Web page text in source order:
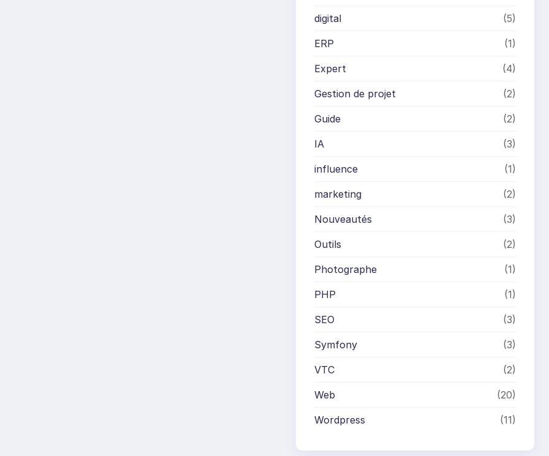
digital (5)
ERP (1)
Expert (4)
Gestion de projet (2)
Guide (2)
IA (3)
influence (1)
marketing (2)
Nouveautés (3)
Outils (2)
Photographe (1)
PHP (1)
SEO (3)
Symfony (3)
VTC (2)
Web (20)
Wordpress (11)